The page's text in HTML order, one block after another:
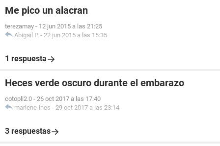
Me pico un alacran
terezamay - 12 jun 2015 a las 21:25
Abigail P. - 22 jun 2015 a las 15:35
1 respuesta
Heces verde oscuro durante el embarazo
cotopli2.0 - 26 oct 2017 a las 17:40
marlene-ines - 29 oct 2017 a las 23:14
3 respuestas